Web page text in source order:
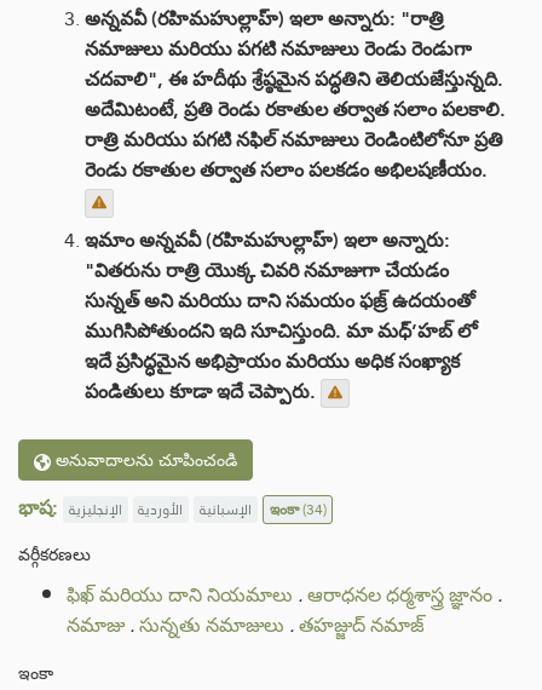
అన్నవవీ (రహిమహుల్లాహ్) ఇలా అన్నారు: "రాత్రి
నమాజులు మరియు పగటి నమాజులు రెండు రెండుగా
చదవాలి", ఈ హదీథు శ్రేష్ఠమైన పద్ధతిని తెలియజేస్తున్నది.
అదేమిటంటే, ప్రతి రెండు రకాతుల తర్వాత సలాం పలకాలి.
రాత్రి మరియు పగటి నఫిల్ నమాజులు రెండింటిలోనూ ప్రతి
రెండు రకాతుల తర్వాత సలాం పలకడం అభిలషణీయం.
ఇమాం అన్నవవీ (రహిమహుల్లాహ్) ఇలా అన్నారు:
"వితరును రాత్రి యొక్క చివరి నమాజుగా చేయడం
సున్నత్ అని మరియు దాని సమయం ఫజ్ర్ ఉదయంతో
ముగిసిపోతుందని ఇది సూచిస్తుంది. మా మధ్’హబ్ లో
ఇదే ప్రసిద్ధమైన అభిప్రాయం మరియు అధిక సంఖ్యాక
పండితులు కూడా ఇదే చెప్పారు.
అనువాదాలను చూపించండి
భాష: الإنجليزية الأوردية الإسبانية ఇంకా(34)
వర్గీకరణలు
ఫిఖ్ మరియు దాని నియమాలు .ఆరాధనల ధర్మశాస్త్ర జ్ఞానం.
నమాజు.సున్నతు నమాజులు .తహజ్జుద్ నమాజ్
ఇంకా